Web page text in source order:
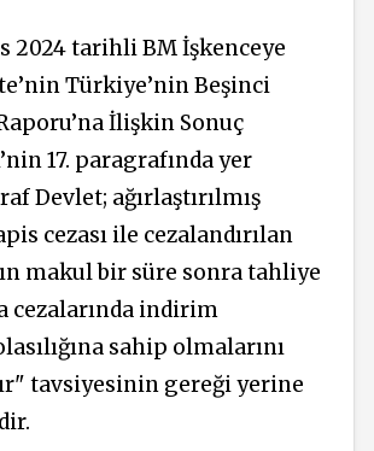
2024 tarihli BM İşkenceye
Türkiye’nin Beşinci
İlişkin Sonuç
17. paragrafında yer
Devlet; ağırlaştırılmış
cezası ile cezalandırılan
makul bir süre sonra tahliye
cezalarında indirim
sahip olmalarını
tavsiyesinin gereği yerine